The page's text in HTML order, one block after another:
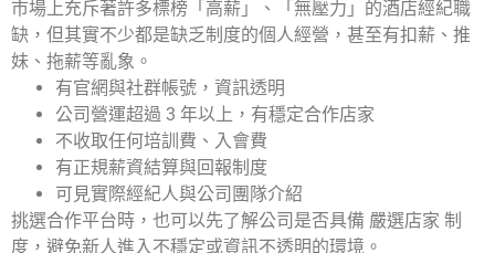
市場上充斥著許多標榜「高薪」、「無壓力」的酒店經紀職
缺，但其實不少都是缺乏制度的個人經營，甚至有扣薪、推
妹、拖薪等亂象。
有官網與社群帳號，資訊透明
公司營運超過 3 年以上，有穩定合作店家
不收取任何培訓費、入會費
有正規薪資結算與回報制度
可見實際經紀人與公司團隊介紹
挑選合作平台時，也可以先了解公司是否具備 嚴選店家 制
度，避免新人進入不穩定或資訊不透明的環境。